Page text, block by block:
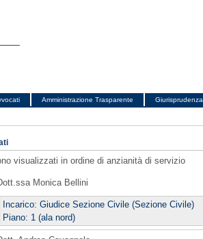
Amministrazione Trasparente Giurisprudenza
visualizzati in ordine di anzianità di servizio
Monica Bellini
Incarico: Giudice Sezione Civile (Sezione Civile)
Piano: 1 (ala nord)